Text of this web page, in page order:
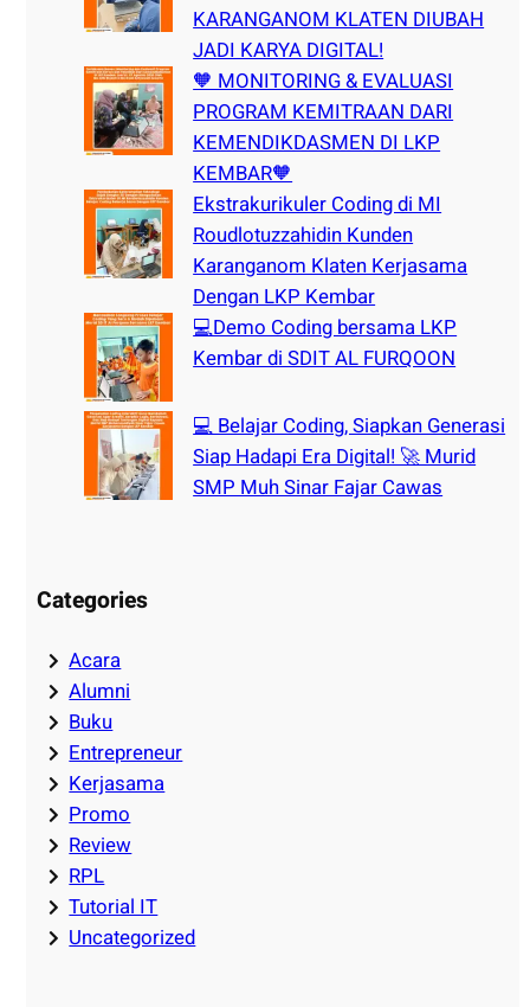
KARANGANOM KLATEN DIUBAH
JADI KARYA DIGITAL!
🧡 MONITORING & EVALUASI
PROGRAM KEMITRAAN DARI
KEMENDIKDASMEN DI LKP
KEMBAR🧡
Ekstrakurikuler Coding di MI
Roudlotuzzahidin Kunden
Karanganom Klaten Kerjasama
Dengan LKP Kembar
💻Demo Coding bersama LKP
Kembar di SDIT AL FURQOON
💻 Belajar Coding, Siapkan Generasi
Siap Hadapi Era Digital! 🚀 Murid
SMP Muh Sinar Fajar Cawas
Categories
Acara
Alumni
Buku
Entrepreneur
Kerjasama
Promo
Review
RPL
Tutorial IT
Uncategorized